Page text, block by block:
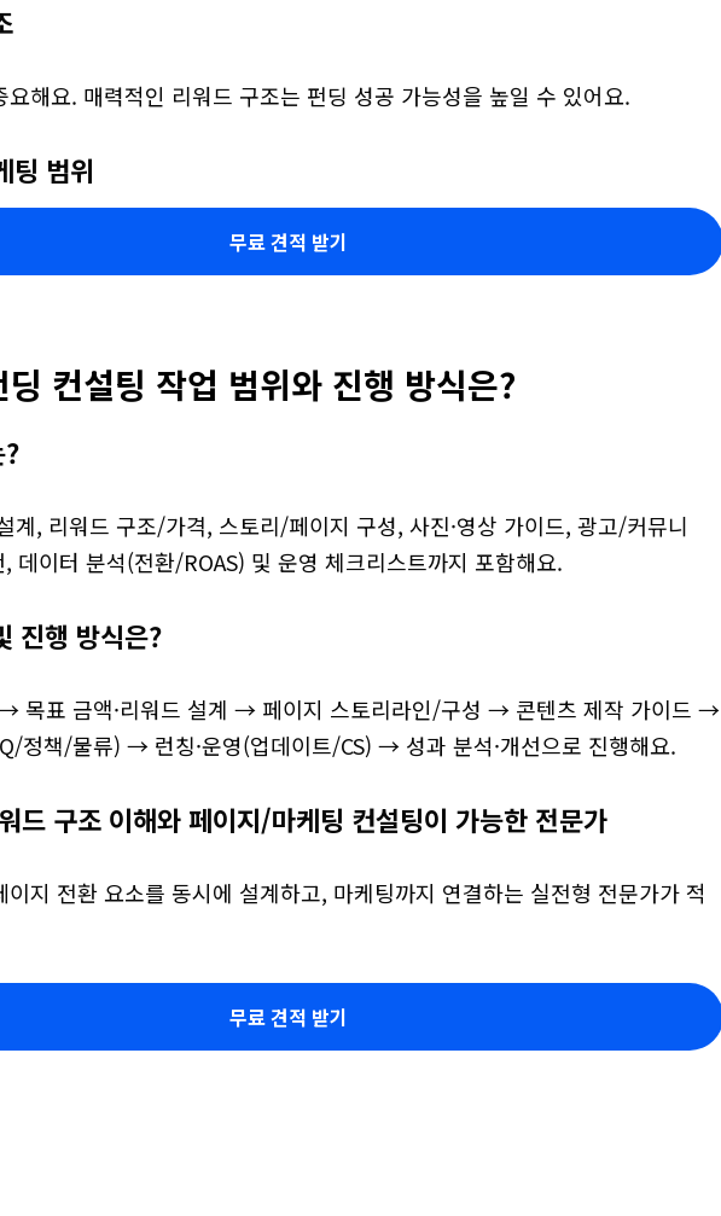
요해요. 매력적인 리워드 구조는 펀딩 성공 가능성을 높일 수 있어요.
팅 범위
무료 견적 받기
딩 컨설팅 작업 범위와 진행 방식은?
계, 리워드 구조/가격, 스토리/페이지 구성, 사진·영상 가이드, 광고/커뮤니
데이터 분석(전환/ROAS) 및 운영 체크리스트까지 포함해요.
진행 방식은?
목표 금액·리워드 설계 → 페이지 스토리라인/구성 → 콘텐츠 제작 가이드 →
정책/물류) → 런칭·운영(업데이트/CS) → 성과 분석·개선으로 진행해요.
드 구조 이해와 페이지/마케팅 컨설팅이 가능한 전문가
이지 전환 요소를 동시에 설계하고, 마케팅까지 연결하는 실전형 전문가가 적
무료 견적 받기